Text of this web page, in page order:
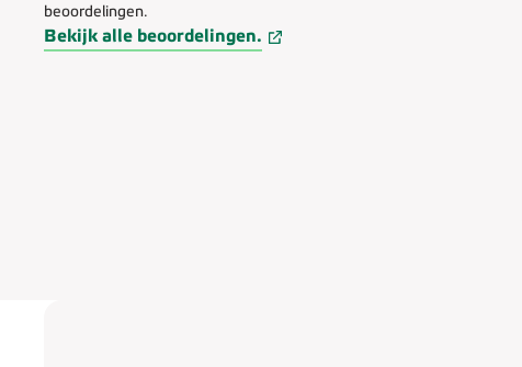
beoordelingen.
Bekijk alle beoordelingen.